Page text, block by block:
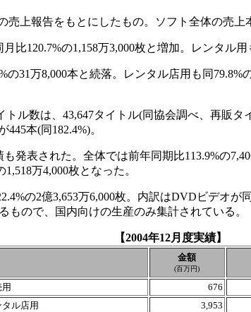
上報告をもとにしたもの。ソフト全体の売上
120.7%の1,158万3,000枚と増加。レンタル用
31万8,000本と続落。レンタル店用も同
ル数は、43,647タイトル(同協会調べ、再販タ
本(同182.4%)。
発表された。全体では前年同期比113.9%の
万4,000枚となった。
の2億3,653万6,000枚。内訳はDVDビデオが
もので、国内向けの生産のみ集計されている。
【2004年12月度実績】
金額
(百万円)
676
タル店用
3,953